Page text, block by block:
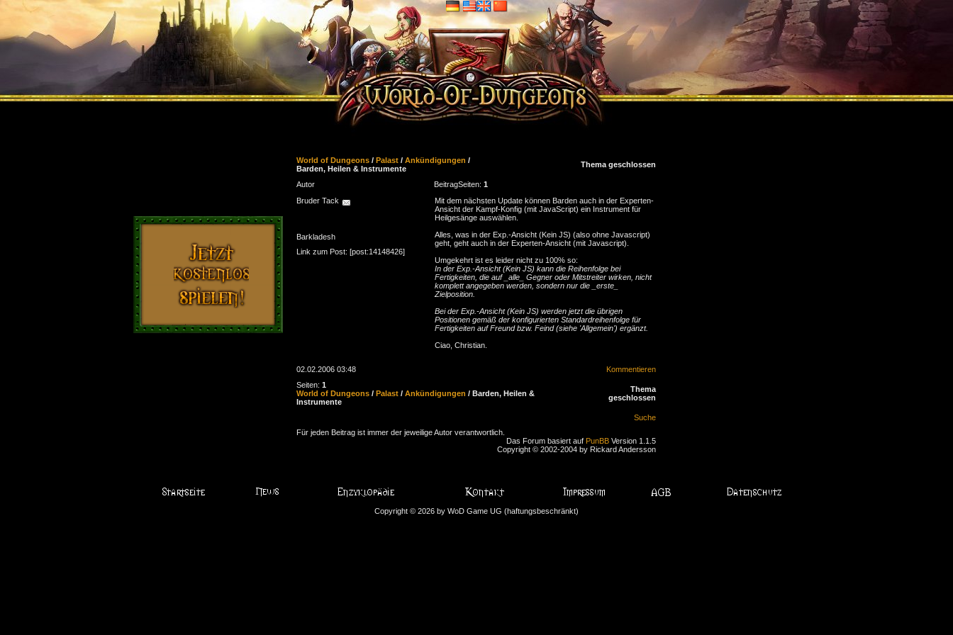
World of Dungeons / Palast / Ankündigungen /
Barden, Heilen & Instrumente
Thema geschlossen
Autor BeitragSeiten: 1
Bruder Tack
Barkladesh
Link zum Post: [post:14148426]
Mit dem nächsten Update können Barden auch in der Experten-
Ansicht der Kampf-Konfig (mit JavaScript) ein Instrument für
Heilgesänge auswählen.
Alles, was in der Exp.-Ansicht (Kein JS) (also ohne Javascript)
geht, geht auch in der Experten-Ansicht (mit Javascript).
Umgekehrt ist es leider nicht zu 100% so:
In der Exp.-Ansicht (Kein JS) kann die Reihenfolge bei
Fertigkeiten, die auf _alle_ Gegner oder Mitstreiter wirken, nicht
komplett angegeben werden, sondern nur die _erste_
Zielposition.
Bei der Exp.-Ansicht (Kein JS) werden jetzt die übrigen
Positionen gemäß der konfigurierten Standardreihenfolge für
Fertigkeiten auf Freund bzw. Feind (siehe 'Allgemein') ergänzt.
Ciao, Christian.
02.02.2006 03:48
Kommentieren
Seiten: 1
World of Dungeons / Palast / Ankündigungen / Barden, Heilen &
Instrumente
Thema
geschlossen
Suche
Für jeden Beitrag ist immer der jeweilige Autor verantwortlich.
Das Forum basiert auf PunBB Version 1.1.5
Copyright © 2002-2004 by Rickard Andersson
Copyright © 2026 by WoD Game UG (haftungsbeschränkt)